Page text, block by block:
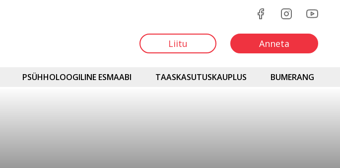
Liitu Anneta
PSÜHHOLOOGILINE ESMAABI TAASKASUTUSKAUPLUS BUMERANG